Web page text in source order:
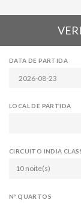
DATA DE PARTIDA
LOCAL DE PARTIDA
CIRCUITO INDIA
10 noite(s)
Nº QUARTOS